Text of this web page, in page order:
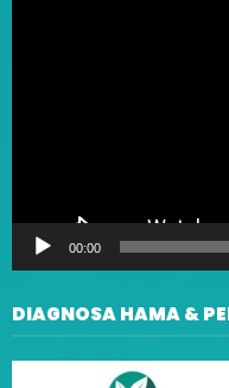
00:00
DIAGNOSA HAMA &